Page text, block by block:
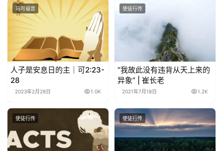
马可福音
人子是安息日的主｜可2:23-
28
2023年2月28日 1.0K
使徒行传
“我故此没有违背从天上来的
异象” | 崔长老
2021年7月18日 1.2K
使徒行传 使徒行传